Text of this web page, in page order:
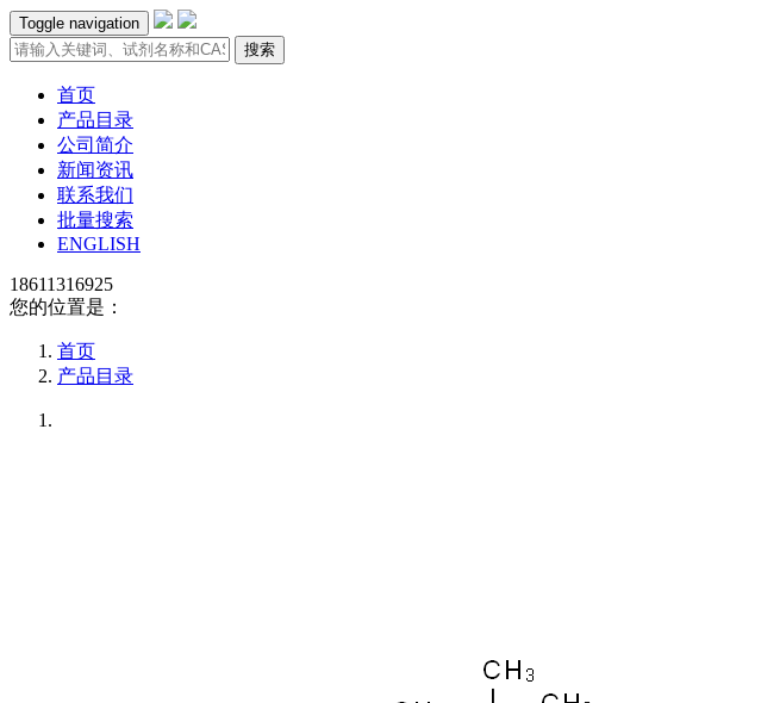
Toggle navigation
搜索
首页
产品目录
公司简介
新闻资讯
联系我们
批量搜索
ENGLISH
18611316925
您的位置是：
首页
产品目录